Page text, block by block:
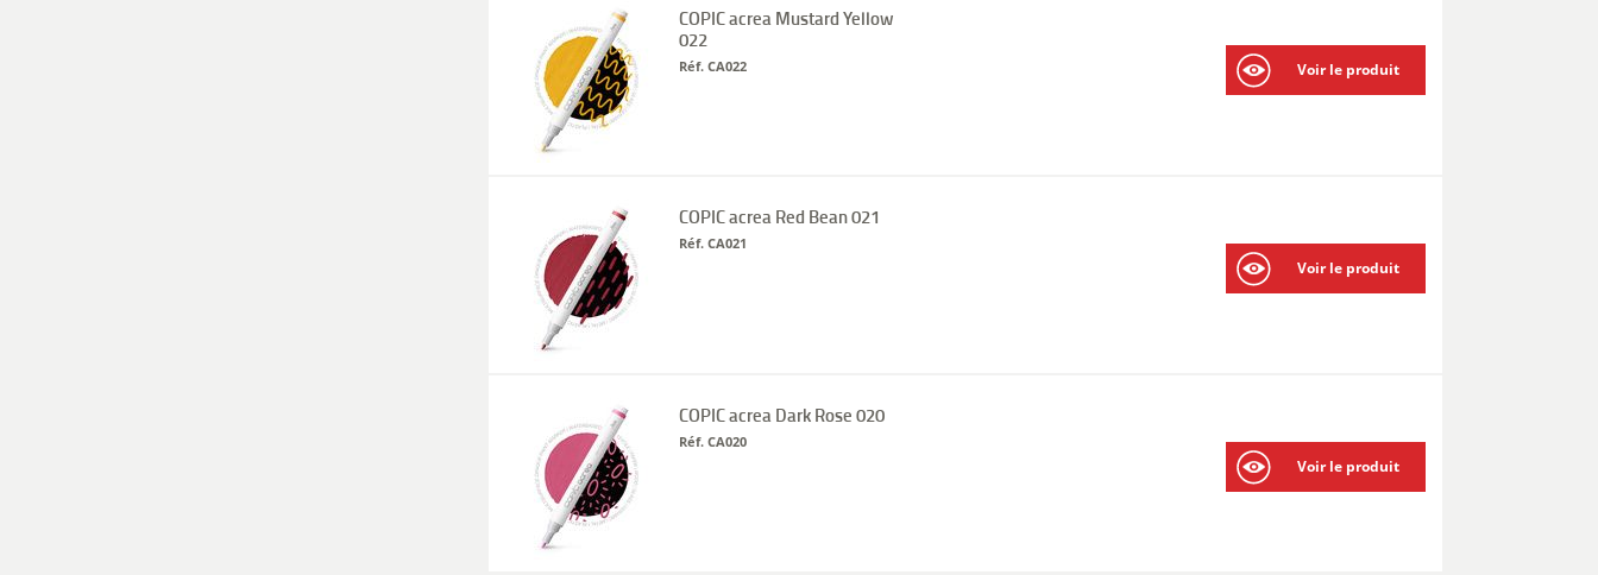
COPIC acrea Mustard Yellow
022
Réf. CA022 Voir le produit
COPIC acrea Red Bean 021
Réf. CA021
Voir le produit
COPIC acrea Dark Rose 020
Réf. CA020
Voir le produit